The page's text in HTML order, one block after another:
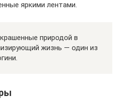
яркими лентами.
природой в
жизнь — один из